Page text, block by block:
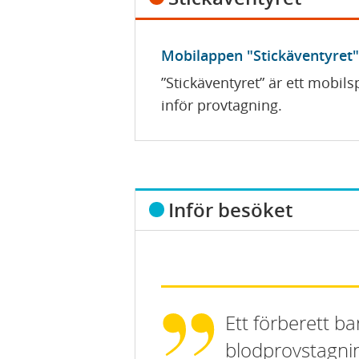
Mobilappen "Stickäventyret"
”Stickäventyret” är ett
inför provtagning.
D
ö
Inför besöket
Ett förberett